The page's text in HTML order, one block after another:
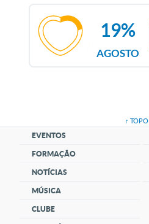
AGOSTO
19%
↑ TOPO
EVENTOS
FORMAÇÃO
NOTÍCIAS
MÚSICA
CLUBE